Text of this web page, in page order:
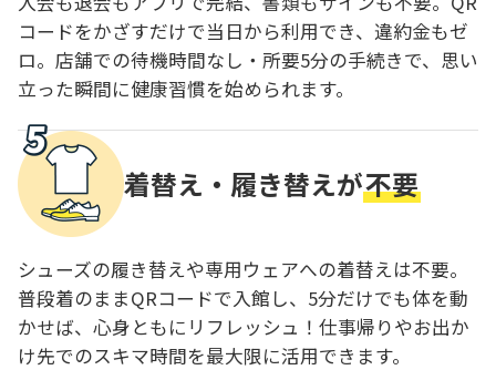
コードをかざすだけで当日から利用でき、違約金もゼ
ロ。店舗での待機時間なし・所要5分の手続きで、思い
立った瞬間に健康習慣を始められます。
着替え・履き替えが不要
シューズの履き替えや専用ウェアへの着替えは不要。
普段着のままQRコードで入館し、5分だけでも体を動
かせば、心身ともにリフレッシュ！仕事帰りやお出か
け先でのスキマ時間を最大限に活用できます。